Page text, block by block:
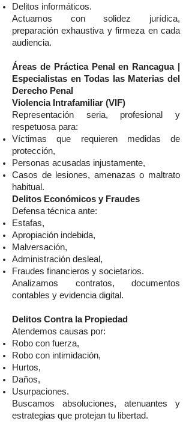
Delitos informáticos.
Actuamos con solidez jurídica,
preparación exhaustiva y firmeza en cada
audiencia.
Áreas de Práctica Penal en Rancagua |
Especialistas en Todas las Materias del
Derecho Penal
Violencia Intrafamiliar (VIF)
Representación seria, profesional y
respetuosa para:
Víctimas que requieren medidas de
protección,
Personas acusadas injustamente,
Casos de lesiones, amenazas o maltrato
habitual.
Delitos Económicos y Fraudes
Defensa técnica ante:
Estafas,
Apropiación indebida,
Malversación,
Administración desleal,
Fraudes financieros y societarios.
Analizamos contratos, documentos
contables y evidencia digital.
Delitos Contra la Propiedad
Atendemos causas por:
Robo con fuerza,
Robo con intimidación,
Hurtos,
Daños,
Usurpaciones.
Buscamos absoluciones, atenuantes y
estrategias que protejan tu libertad.